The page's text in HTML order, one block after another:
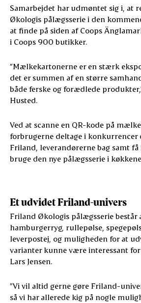
Samarbejdet har udmøntet sig i, at
Økologis pålægsserie i den
at finde på siden af Coops
i Coops 900 butikker.
”Mælkekartonerne er en stærk
det er summen af en større
både ferske og forædlede
Husted.
Ved at scanne en QR-kode på
forbrugerne deltage i konkurrencer
Friland, leverandørerne bag samt
bruge den nye pålægsserie i
Et udvidet Friland-univers
Friland Økologis pålægsserie består
hamburgerryg, rullepølse,
leverpostej, og muligheden for at
varianter kunne være interessant
Lars Jensen.
”Vi vil altid gerne gøre Friland-
så vi har allerede kig på nogle